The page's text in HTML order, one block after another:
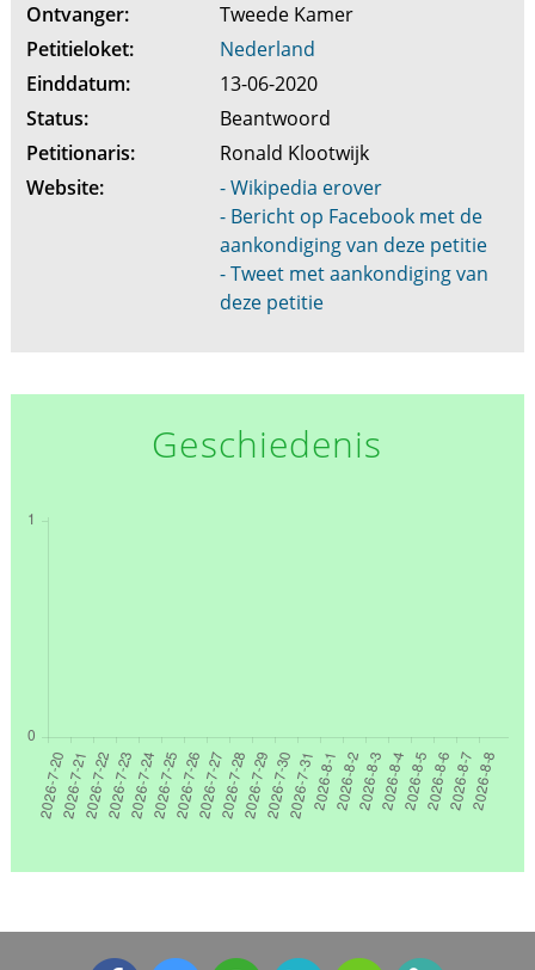
Ontvanger:
Tweede Kamer
Petitieloket:
Nederland
Einddatum:
13-06-2020
Status:
Beantwoord
Petitionaris:
Ronald Klootwijk
Website:
- Wikipedia erover
- Bericht op Facebook met de
aankondiging van deze petitie
- Tweet met aankondiging van
deze petitie
Geschiedenis